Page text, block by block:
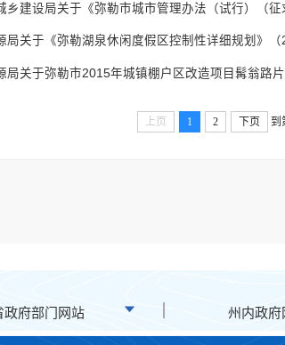
乡建设局关于《弥勒市城市管理办法（试行）（
上页 1 2 下页 到
政府部门网站 州内政府